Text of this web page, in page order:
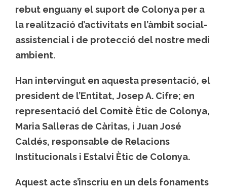
rebut enguany el suport de Colonya per a
la realització d’activitats en l’àmbit social-
assistencial i de protecció del nostre medi
ambient.
Han intervingut en aquesta presentació, el
president de l’Entitat, Josep A. Cifre; en
representació del Comitè Ètic de Colonya,
Maria Salleras de Càritas, i Juan José
Caldés, responsable de Relacions
Institucionals i Estalvi Ètic de Colonya.
Aquest acte s’inscriu en un dels fonaments